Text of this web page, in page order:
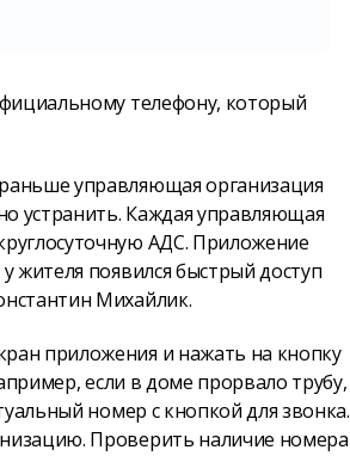
телефону, который
управляющая организация
устранить. Каждая управляющая
АДС. Приложение
жителя появился быстрый доступ
Михайлик.
приложения и нажать на кнопку
если в доме прорвало трубу,
номер с кнопкой для звонка.
Проверить наличие номера